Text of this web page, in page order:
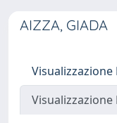
AIZZA, GIADA